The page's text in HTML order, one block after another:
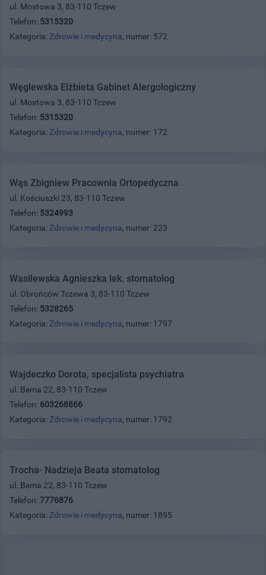
ul. Mostowa 3, 83-110 Tczew
Telefon: 5315320
Kategoria: Zdrowie i medycyna, numer: 572
Węglewska Elżbieta Gabinet Alergologiczny
ul. Mostowa 3, 83-110 Tczew
Telefon: 5315320
Kategoria: Zdrowie i medycyna, numer: 172
Wąs Zbigniew Pracownia Ortopedyczna
ul. Kościuszki 23, 83-110 Tczew
Telefon: 5324993
Kategoria: Zdrowie i medycyna, numer: 223
Wasilewska Agnieszka lek. stomatolog
ul. Obrońców Tczewa 3, 83-110 Tczew
Telefon: 5328265
Kategoria: Zdrowie i medycyna, numer: 1797
Wajdeczko Dorota, specjalista psychiatra
ul. Bema 22, 83-110 Tczew
Telefon: 603268866
Kategoria: Zdrowie i medycyna, numer: 1792
Trocha- Nadzieja Beata stomatolog
ul. Bema 22, 83-110 Tczew
Telefon: 7776876
Kategoria: Zdrowie i medycyna, numer: 1895